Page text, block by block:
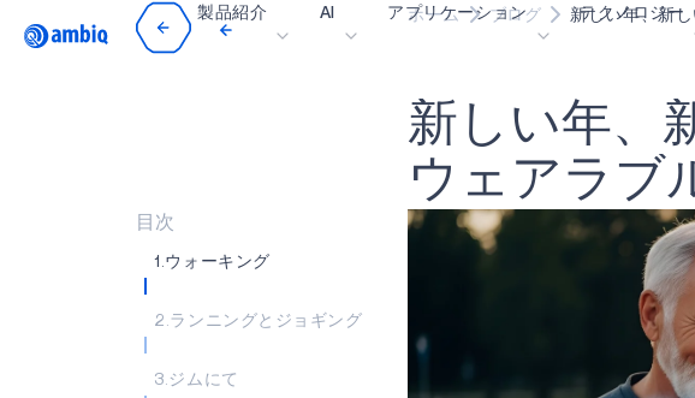
製品紹介 AI アプリケーション
ヘルスケア
インダストリアル・エッジ
スマート・リモコン
スマートホームとビル
ウェアラブル
テクノロジー
blueSPOT
graphiqSPOT
neuralSPOT
secureSPOT
turboSPOT
ホーム ブログ 新しい年、新
新 し い年、
ウ ェ ア ラ ブ
目次
1.ウォーキング
2.ランニングとジョギング
3.ジムにて
Video title